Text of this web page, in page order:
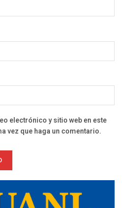
electrónico y sitio web en este
vez que haga un comentario.